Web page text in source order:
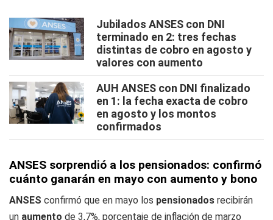
Jubilados ANSES con DNI
terminado en 2: tres fechas
distintas de cobro en agosto y
valores con aumento
AUH ANSES con DNI finalizado
en 1: la fecha exacta de cobro
en agosto y los montos
confirmados
ANSES sorprendió a los pensionados: confirmó
cuánto ganarán en mayo con aumento y bono
ANSES confirmó que en mayo los pensionados recibirán
un aumento de 3,7%, porcentaje de inflación de marzo